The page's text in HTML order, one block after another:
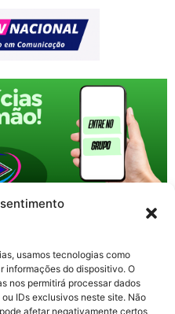
usamos tecnologias como
informações do dispositivo. O
nos permitirá processar dados
IDs exclusivos neste site. Não
afetar negativamente certos